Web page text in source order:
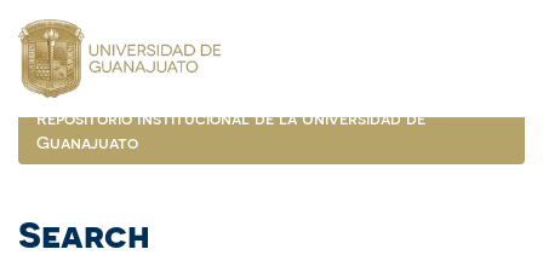
navigation
Repositorio Institucional de la Universidad de
Guanajuato
Search